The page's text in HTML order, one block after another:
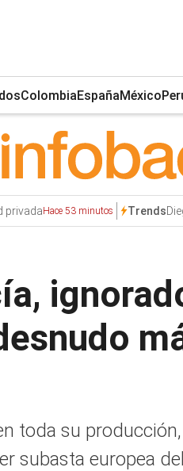
ColombiaEspañaMéxico
privadaHace 53 minutos Trends
toda su
subasta europea